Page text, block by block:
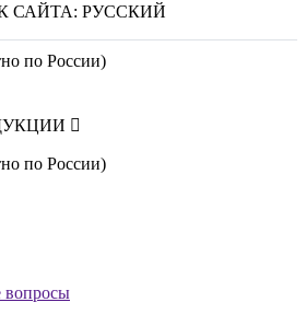
САЙТА: РУССКИЙ
по России)
по России)
вопросы